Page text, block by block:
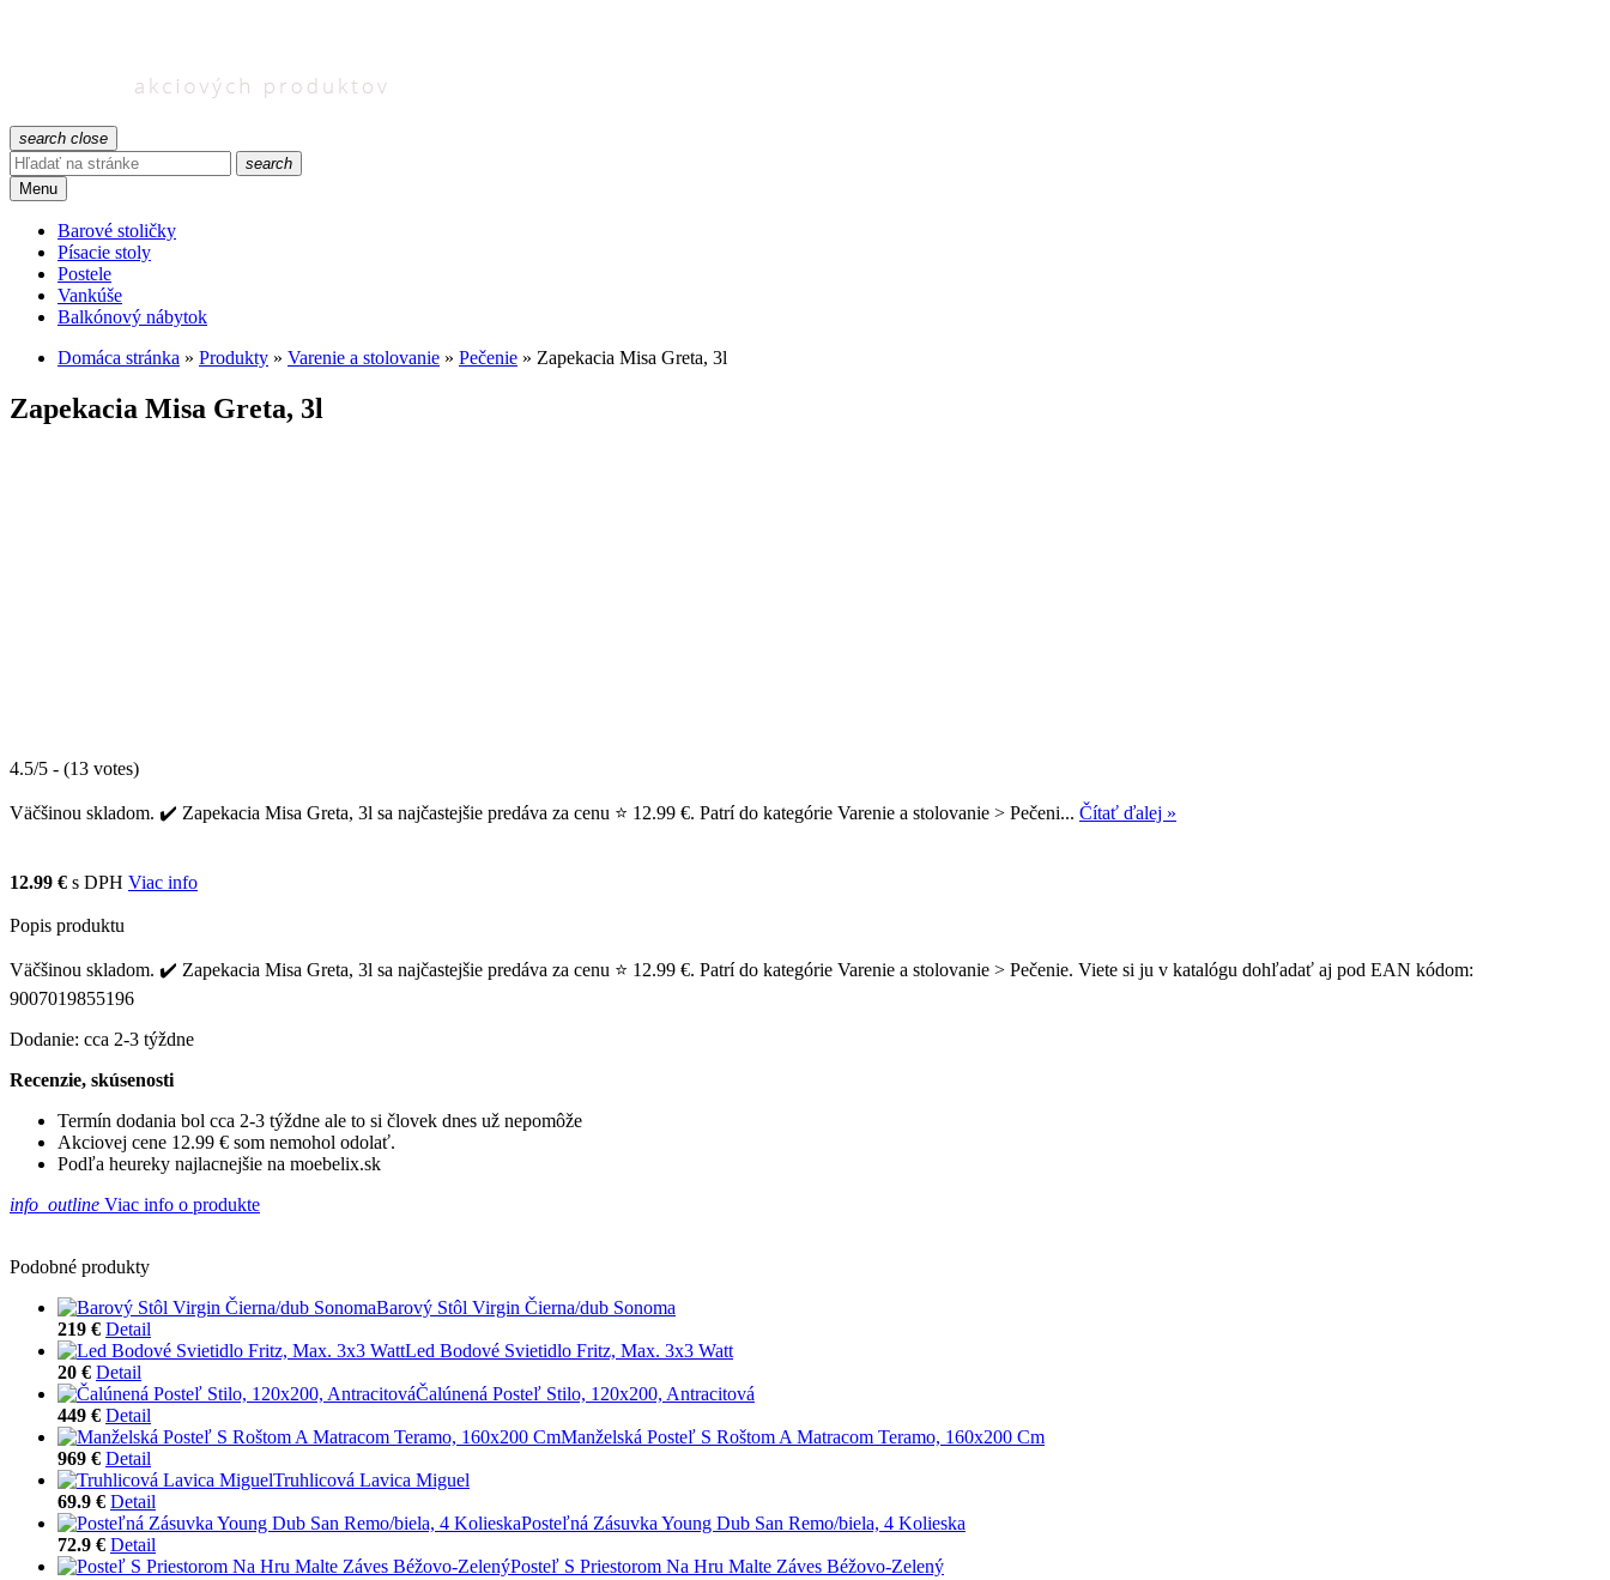
search close
search
Menu
Barové stoličky
Písacie stoly
Postele
Vankúše
Balkónový nábytok
Domáca stránka » Produkty » Varenie a stolovanie » Pečenie » Zapekacia Misa Greta, 3l
Zapekacia Misa Greta, 3l
4.5/5 - (13 votes)
Väčšinou skladom. ✔️ Zapekacia Misa Greta, 3l sa najčastejšie predáva za cenu ⭐ 12.99 €. Patrí do kategórie Varenie a stolovanie > Pečeni... Čítať ďalej »
12.99 € s DPH Viac info
Popis produktu
Väčšinou skladom. ✔️ Zapekacia Misa Greta, 3l sa najčastejšie predáva za cenu ⭐ 12.99 €. Patrí do kategórie Varenie a stolovanie > Pečenie. Viete si ju v katalógu dohľadať aj pod EAN kódom:
9007019855196
Dodanie: cca 2-3 týždne
Recenzie, skúsenosti
Termín dodania bol cca 2-3 týždne ale to si človek dnes už nepomôže
Akciovej cene 12.99 € som nemohol odolať.
Podľa heureky najlacnejšie na moebelix.sk
info_outline Viac info o produkte
Podobné produkty
Barový Stôl Virgin Čierna/dub Sonoma
219 € Detail
Led Bodové Svietidlo Fritz, Max. 3x3 Watt
20 € Detail
Čalúnená Posteľ Stilo, 120x200, Antracitová
449 € Detail
Manželská Posteľ S Roštom A Matracom Teramo, 160x200 Cm
969 € Detail
Truhlicová Lavica Miguel
69.9 € Detail
Posteľná Zásuvka Young Dub San Remo/biela, 4 Kolieska
72.9 € Detail
Posteľ S Priestorom Na Hru Malte Záves Béžovo-Zelený